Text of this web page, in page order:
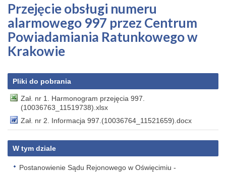
Przejęcie obsługi numeru
alarmowego 997 przez Centrum
Powiadamiania Ratunkowego w
Krakowie
Pliki do pobrania
Zał. nr 1. Harmonogram przejęcia 997.
(10036763_11519738).xlsx
Zał. nr 2. Informacja 997.(10036764_11521659).docx
W tym dziale
Postanowienie Sądu Rejonowego w Oświęcimiu -